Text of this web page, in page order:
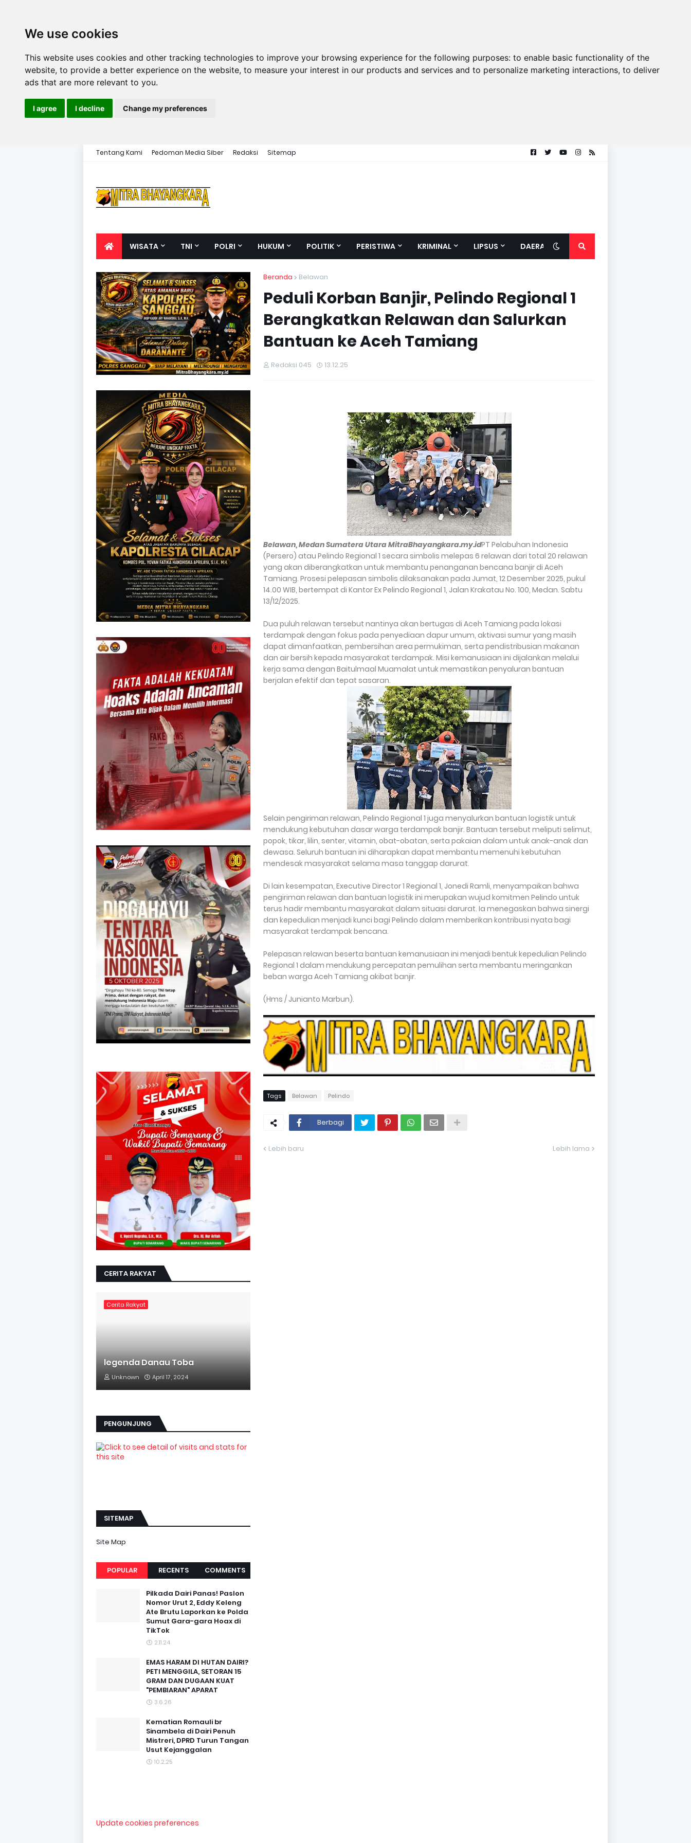
We use cookies
This website uses cookies and other tracking technologies to improve your browsing experience for the following purposes: to enable basic functionality of the
website, to provide a better experience on the website, to measure your interest in our products and services and to personalize marketing interactions, to deliver
ads that are more relevant to you.
I agree I decline Change my preferences
Tentang Kami Pedoman Media Siber Redaksi Sitemap
WISATA TNI POLRI HUKUM POLITIK PERISTIWA KRIMINAL LIPSUS DAERAH
Beranda Belawan
Peduli Korban Banjir, Pelindo Regional 1
Berangkatkan Relawan dan Salurkan
Bantuan ke Aceh Tamiang
Redaksi 045 13.12.25
Belawan, Medan Sumatera Utara MitraBhayangkara.my.idPT Pelabuhan Indonesia
(Persero) atau Pelindo Regional 1 secara simbolis melepas 6 relawan dari total 20 relawan
yang akan diberangkatkan untuk membantu penanganan bencana banjir di Aceh
Tamiang. Prosesi pelepasan simbolis dilaksanakan pada Jumat, 12 Desember 2025, pukul
14.00 WIB, bertempat di Kantor Ex Pelindo Regional 1, Jalan Krakatau No. 100, Medan. Sabtu
13/12/2025.
Dua puluh relawan tersebut nantinya akan bertugas di Aceh Tamiang pada lokasi
terdampak dengan fokus pada penyediaan dapur umum, aktivasi sumur yang masih
dapat dimanfaatkan, pembersihan area permukiman, serta pendistribusian makanan
dan air bersih kepada masyarakat terdampak. Misi kemanusiaan ini dijalankan melalui
kerja sama dengan Baitulmaal Muamalat untuk memastikan penyaluran bantuan
berjalan efektif dan tepat sasaran.
Selain pengiriman relawan, Pelindo Regional 1 juga menyalurkan bantuan logistik untuk
mendukung kebutuhan dasar warga terdampak banjir. Bantuan tersebut meliputi selimut,
popok, tikar, lilin, senter, vitamin, obat-obatan, serta pakaian dalam untuk anak-anak dan
dewasa. Seluruh bantuan ini diharapkan dapat membantu memenuhi kebutuhan
mendesak masyarakat selama masa tanggap darurat.
Di lain kesempatan, Executive Director 1 Regional 1, Jonedi Ramli, menyampaikan bahwa
pengiriman relawan dan bantuan logistik ini merupakan wujud komitmen Pelindo untuk
terus hadir membantu masyarakat dalam situasi darurat. Ia menegaskan bahwa sinergi
dan kepedulian menjadi kunci bagi Pelindo dalam memberikan kontribusi nyata bagi
masyarakat terdampak bencana.
Pelepasan relawan beserta bantuan kemanusiaan ini menjadi bentuk kepedulian Pelindo
Regional 1 dalam mendukung percepatan pemulihan serta membantu meringankan
beban warga Aceh Tamiang akibat banjir.
(Hms / Junianto Marbun).
Tags Belawan Pelindo
Berbagi
Lebih baru Lebih lama
CERITA RAKYAT
Cerita Rakyat
legenda Danau Toba
Unknown April 17, 2024
PENGUNJUNG
SITEMAP
Site Map
POPULAR RECENTS COMMENTS
Pilkada Dairi Panas! Paslon
Nomor Urut 2, Eddy Keleng
Ate Brutu Laporkan ke Polda
Sumut Gara-gara Hoax di
TikTok
2.11.24
EMAS HARAM DI HUTAN DAIRI?
PETI MENGGILA, SETORAN 15
GRAM DAN DUGAAN KUAT
"PEMBIARAN" APARAT
3.6.26
Kematian Romauli br
Sinambela di Dairi Penuh
Mistreri, DPRD Turun Tangan
Usut Kejanggalan
10.2.25
Update cookies preferences